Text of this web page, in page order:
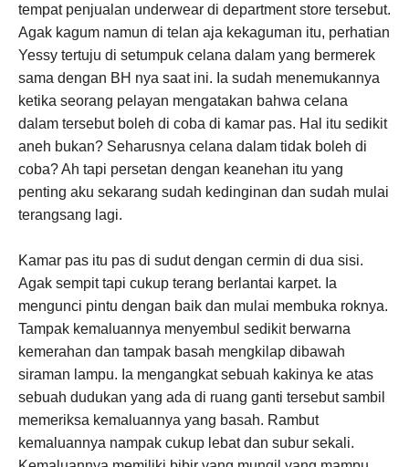
tempat penjualan underwear di department store tersebut.
Agak kagum namun di telan aja kekaguman itu, perhatian
Yessy tertuju di setumpuk celana dalam yang bermerek
sama dengan BH nya saat ini. Ia sudah menemukannya
ketika seorang pelayan mengatakan bahwa celana
dalam tersebut boleh di coba di kamar pas. Hal itu sedikit
aneh bukan? Seharusnya celana dalam tidak boleh di
coba? Ah tapi persetan dengan keanehan itu yang
penting aku sekarang sudah kedinginan dan sudah mulai
terangsang lagi.
Kamar pas itu pas di sudut dengan cermin di dua sisi.
Agak sempit tapi cukup terang berlantai karpet. Ia
mengunci pintu dengan baik dan mulai membuka roknya.
Tampak kemaluannya menyembul sedikit berwarna
kemerahan dan tampak basah mengkilap dibawah
siraman lampu. Ia mengangkat sebuah kakinya ke atas
sebuah dudukan yang ada di ruang ganti tersebut sambil
memeriksa kemaluannya yang basah. Rambut
kemaluannya nampak cukup lebat dan subur sekali.